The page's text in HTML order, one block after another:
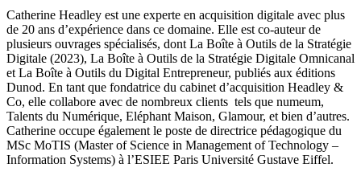
Catherine Headley est une experte en acquisition digitale avec plus
de 20 ans d’expérience dans ce domaine. Elle est co-auteur de
plusieurs ouvrages spécialisés, dont La Boîte à Outils de la Stratégie
Digitale (2023), La Boîte à Outils de la Stratégie Digitale Omnicanal
et La Boîte à Outils du Digital Entrepreneur, publiés aux éditions
Dunod. En tant que fondatrice du cabinet d’acquisition Headley &
Co, elle collabore avec de nombreux clients tels que numeum,
Talents du Numérique, Eléphant Maison, Glamour, et bien d’autres.
Catherine occupe également le poste de directrice pédagogique du
MSc MoTIS (Master of Science in Management of Technology –
Information Systems) à l’ESIEE Paris Université Gustave Eiffel.